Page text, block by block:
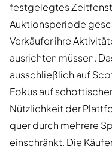
festgelegtes
Auktionsperiode
Verkäufer ihre
ausrichten müssen.
ausschließlich auf
Fokus auf
Nützlichkeit der
quer durch mehrere
einschränkt. Die